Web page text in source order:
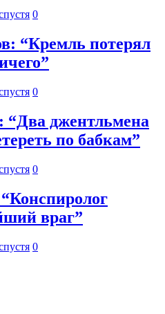
0
“Кремль потерял
0
джентльмена
по бабкам”
0
враг”
0